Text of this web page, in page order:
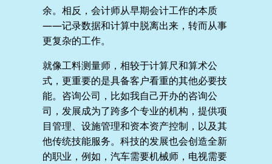
余。相反，会计师从早期会计工作的本质
——记录数据和计算中脱离出来，转而从事
更复杂的工作。
就像工料测量师，相较于计算尺和算术公
式，更重要的是具备客户看重的其他必要技
能。咨询公司，比如我自己开办的咨询公
司，发展成为了跨多个专业的机构，提供项
目管理、设施管理和资本资产控制，以及其
他传统技能服务。科技的发展也会创造全新
的职业，例如，汽车需要机械师，电视需要